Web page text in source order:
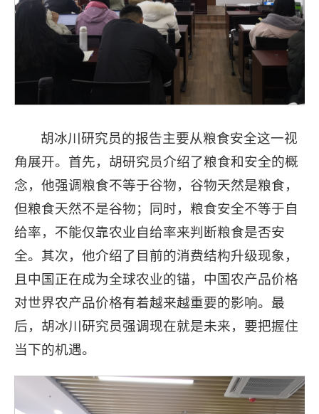
胡冰川研究员的报告主要从粮食安全这一视
角展开。首先，胡研究员介绍了粮食和安全的概
念，他强调粮食不等于谷物，谷物天然是粮食，
但粮食天然不是谷物；同时，粮食安全不等于自
给率，不能仅靠农业自给率来判断粮食是否安
全。其次，他介绍了目前的消费结构升级现象，
且中国正在成为全球农业的锚，中国农产品价格
对世界农产品价格有着越来越重要的影响。最
后，胡冰川研究员强调现在就是未来，要把握住
当下的机遇。